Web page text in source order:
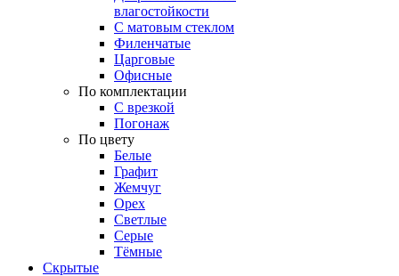
влагостойкости
С матовым стеклом
Филенчатые
Царговые
Офисные
По комплектации
С врезкой
Погонаж
По цвету
Белые
Графит
Жемчуг
Орех
Светлые
Серые
Тёмные
Скрытые